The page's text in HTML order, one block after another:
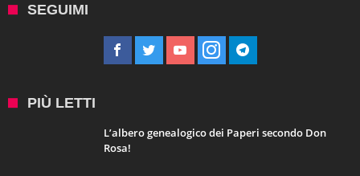
SEGUIMI
PIÙ LETTI
L’albero genealogico dei Paperi secondo Don
Rosa!